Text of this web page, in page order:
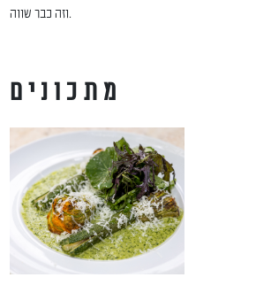
וזה כבר שווה.
מתכונים